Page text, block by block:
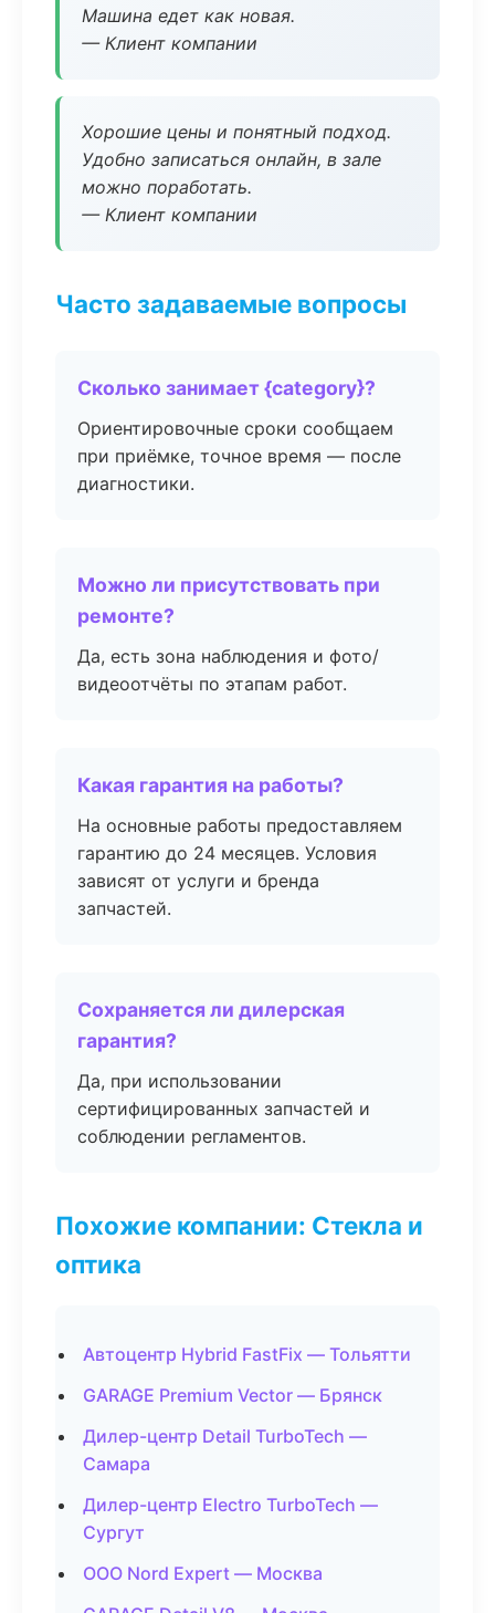
Машина едет как новая.
— Клиент компании
Хорошие цены и понятный подход.
Удобно записаться онлайн, в зале
можно поработать.
— Клиент компании
Часто задаваемые вопросы
Сколько занимает {category}?
Ориентировочные сроки сообщаем
при приёмке, точное время — после
диагностики.
Можно ли присутствовать при
ремонте?
Да, есть зона наблюдения и фото/
видеоотчёты по этапам работ.
Какая гарантия на работы?
На основные работы предоставляем
гарантию до 24 месяцев. Условия
зависят от услуги и бренда
запчастей.
Сохраняется ли дилерская
гарантия?
Да, при использовании
сертифицированных запчастей и
соблюдении регламентов.
Похожие компании: Стекла и
оптика
Автоцентр Hybrid FastFix — Тольятти
GARAGE Premium Vector — Брянск
Дилер-центр Detail TurboTech —
Самара
Дилер-центр Electro TurboTech —
Сургут
ООО Nord Expert — Москва